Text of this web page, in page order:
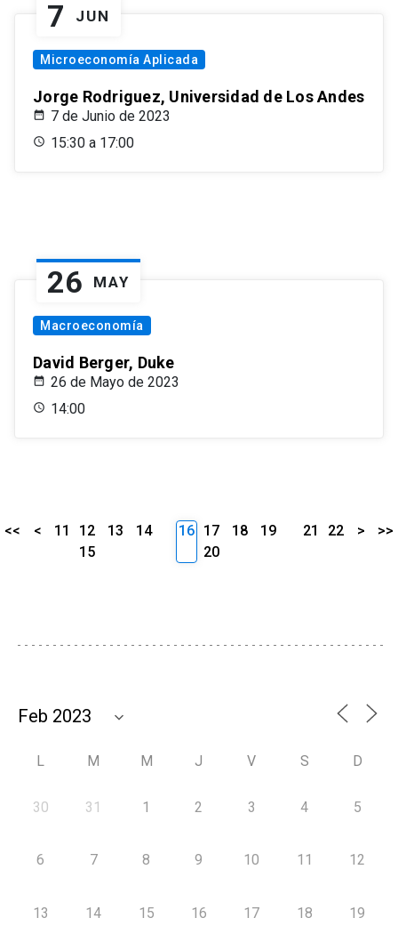
7 JUN
Microeconomía Aplicada
Jorge Rodriguez, Universidad de Los Andes
7 de Junio de 2023
15:30 a 17:00
26 MAY
Macroeconomía
David Berger, Duke
26 de Mayo de 2023
14:00
<< < 11 12 13
14
15
16 17 18
19
20
21 22 > >>
L M M J V S D
30 31 1 2 3 4 5
6 7 8 9 10 11 12
13 14 15 16 17 18 19